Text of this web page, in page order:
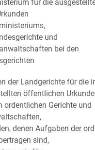
für die
und
bei den
der Landgerichte für die
öffentlichen
ordentlichen Gerichte und
denen Aufgaben der
sind,